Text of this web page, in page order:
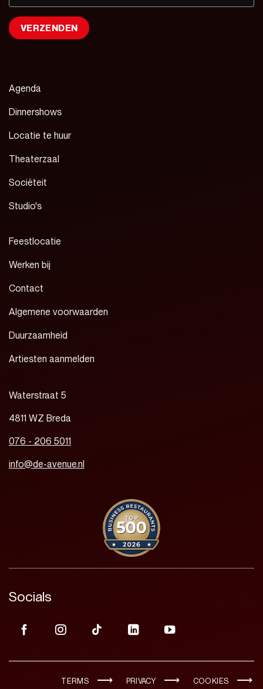
Agenda
Dinnershows
Locatie te huur
Theaterzaal
Sociëteit
Studio's
Feestlocatie
Werken bij
Contact
Algemene voorwaarden
Duurzaamheid
Artiesten aanmelden
Waterstraat 5
4811 WZ Breda
076 - 206 5011
info@de-avenue.nl
Socials
TERMS PRIVACY COOKIES